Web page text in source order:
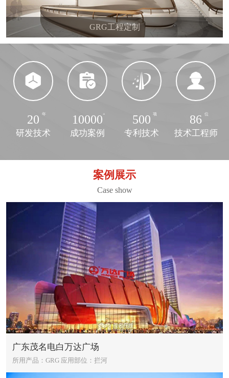
GRG工程定制
20
研发技术
10000
成功案例
500
专利技术
86
技术工程师
案例展示
Case show
广东茂名电白万达广场
所用产品：GRG 应用部位：拦河